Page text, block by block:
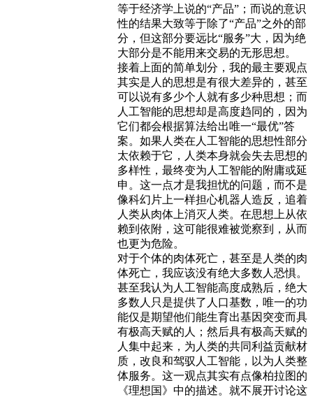
等于经济学上说的“产品”；而说的意识
性的结果大致等于除了“产品”之外的部
分，但这部分要远比“服务”大，因为绝
大部分是不能用来交易的无形思想。
接着上面的简单划分，我的最主要观点
其实是人的思想是有很大差异的，甚至
可以说有多少个人就有多少种思想；而
人工智能的思想却是高度趋同的，因为
它们都会根据算法给出唯一“最优”答
案。如果人类在人工智能的思想性部分
太依赖于它，人类本身就会失去思想的
多样性，最终变为人工智能的附庸或延
申。这一点才是我担忧的问题，而不是
像科幻片上一样担心机器人造反，追着
人类从肉体上消灭人类。在思想上从依
赖到依附，这可能很难被觉察到，从而
也更为危险。
对于个体的肉体死亡，甚至是人类的肉
体死亡，我应该没有绝大多数人恐惧。
甚至我认为人工智能高度成熟后，绝大
多数人只是提供了人口基数，唯一的功
能仅是期望他们能生育出基因突变而具
有极高天赋的人；然后具有极高天赋的
人集中起来，为人类的共同利益贡献材
质，改良和驾驭人工智能，以为人类整
体服务。这一观点其实有点像柏拉图的
《理想国》中的描述。就不展开讨论这